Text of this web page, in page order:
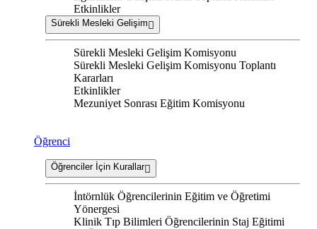
Etkinlikler
Sürekli Mesleki Gelişim
Sürekli Mesleki Gelişim Komisyonu
Sürekli Mesleki Gelişim Komisyonu Toplantı
Kararları
Etkinlikler
Mezuniyet Sonrası Eğitim Komisyonu
Öğrenci
Öğrenciler İçin Kurallar
İntörnlük Öğrencilerinin Eğitim ve Öğretimi
Yönergesi
Klinik Tıp Bilimleri Öğrencilerinin Staj Eğitimi